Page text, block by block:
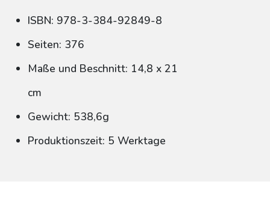
ISBN: 978-3-384-92849-8
Seiten: 376
Maße und Beschnitt: 14,8 x 21
cm
Gewicht: 538,6g
Produktionszeit: 5 Werktage